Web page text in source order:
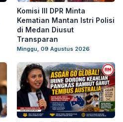
Komisi III DPR Minta
Kematian Mantan Istri Polisi
di Medan Diusut
Transparan
Minggu, 09 Agustus 2026